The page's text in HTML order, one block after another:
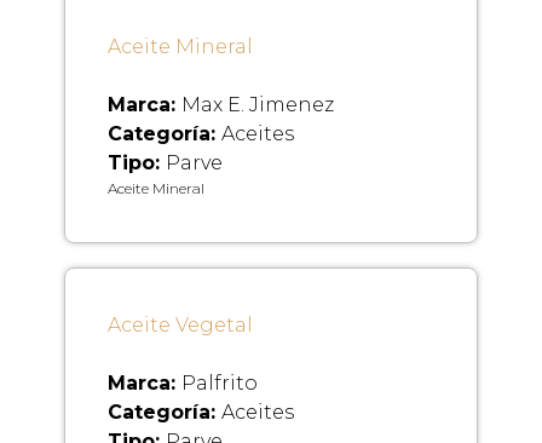
Aceite Mineral
Marca: Max E. Jimenez
Categoría: Aceites
Tipo: Parve
Aceite Mineral
Aceite Vegetal
Marca: Palfrito
Categoría: Aceites